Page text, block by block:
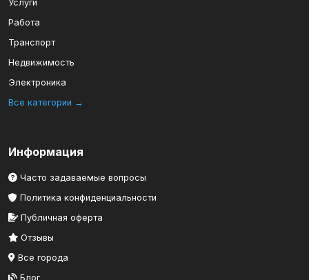
Услуги
Работа
Транспорт
Недвижимость
Электроника
Все категории →
Информация
Часто задаваемые вопросы
Политика конфиденциальности
Публичная оферта
Отзывы
Все города
Блог